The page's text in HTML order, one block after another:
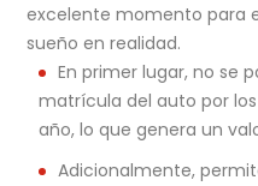
excelente momento para
sueño en realidad.
En primer lugar, no se
matrícula del auto por
año, lo que genera un
Adicionalmente,